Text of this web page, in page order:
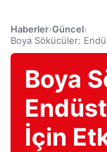
Haberler›Güncel›
Boya Sökücüler:
Boya
İçin